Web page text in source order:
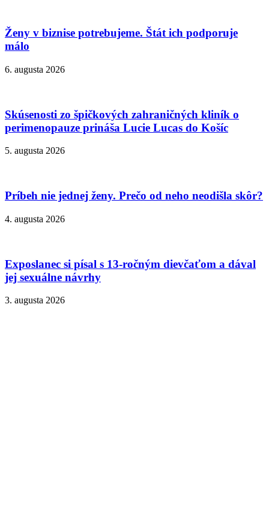
Ženy v biznise potrebujeme. Štát ich podporuje
málo
6. augusta 2026
Skúsenosti zo špičkových zahraničných kliník o
perimenopauze prináša Lucie Lucas do Košíc
5. augusta 2026
Príbeh nie jednej ženy. Prečo od neho neodišla skôr?
4. augusta 2026
Exposlanec si písal s 13-ročným dievčaťom a dával
jej sexuálne návrhy
3. augusta 2026